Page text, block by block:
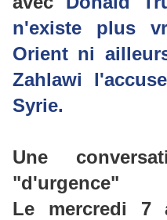
n'existe plus
Orient ni
Zahlawi
Syrie.
Une
"d'urgence"
Le mercredi 7